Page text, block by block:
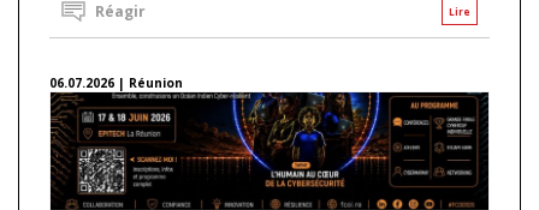
Lire
Réagir
06.07.2026 | Réunion